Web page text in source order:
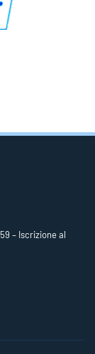
– Iscrizione al